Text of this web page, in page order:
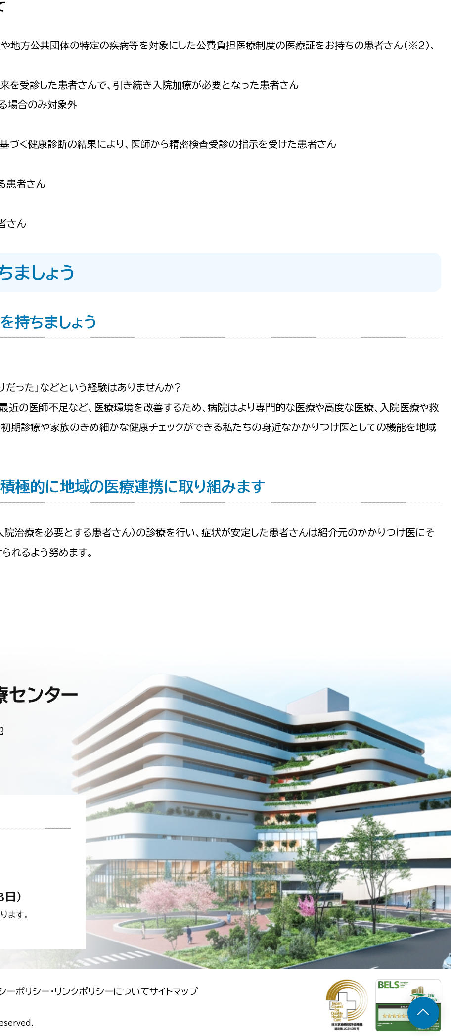
地方公共団体の特定の疾病等を対象にした公費負担医療制度の医療証をお持ちの患者さん（※2）、
受診した患者さんで、引き続き入院加療が必要となった患者さん
場合のみ対象外
づく健康診断の結果により、医師から精密検査受診の指示を受けた患者さん
患者さん
さん
ましょう
持ちましょう
だった」などという経験はありませんか?
近の医師不足など、医療環境を改善するため、病院はより専門的な医療や高度な医療、入院医療や救
期診療や家族のきめ細かな健康チェックができる私たちの身近なかかりつけ医としての機能を地域
極的に地域の医療連携に取り組みます
治療を必要とする患者さん）の診療を行い、症状が安定した患者さんは紹介元のかかりつけ医にそ
れるよう努めます。
小田原市立総合医療センター
）
ます。
ーポリシー・リンクポリシーについてサイトマップ
日本医療機能評